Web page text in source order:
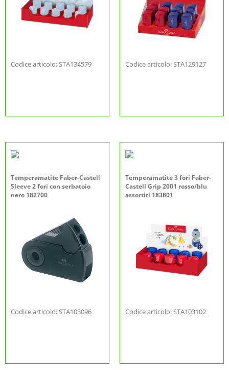
Codice articolo: STA134579 Codice articolo: STA129127
Temperamatite Faber-Castell
Sleeve 2 fori con serbatoio
nero 182700
Codice articolo: STA103096
Temperamatite 3 fori Faber-
Castell Grip 2001 rosso/blu
assortiti 183801
Codice articolo: STA103102